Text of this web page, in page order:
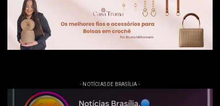
- NOTÍCIAS DE BRASÍLIA -